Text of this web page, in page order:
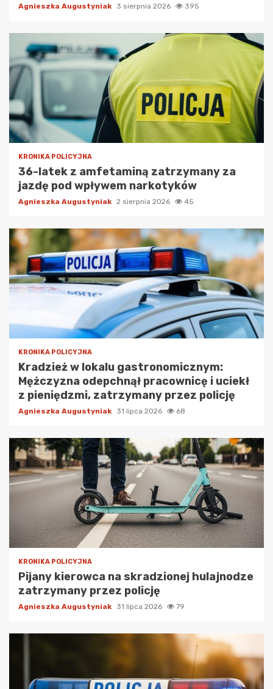
Agnieszka Augustyniak 3 sierpnia 2026 395
KRONIKA POLICYJNA
36-latek z amfetaminą zatrzymany za
jazdę pod wpływem narkotyków
Agnieszka Augustyniak 2 sierpnia 2026 45
KRONIKA POLICYJNA
Kradzież w lokalu gastronomicznym:
Mężczyzna odepchnął pracownicę i uciekł
z pieniędzmi, zatrzymany przez policję
Agnieszka Augustyniak 31 lipca 2026 68
KRONIKA POLICYJNA
Pijany kierowca na skradzionej hulajnodze
zatrzymany przez policję
Agnieszka Augustyniak 31 lipca 2026 79